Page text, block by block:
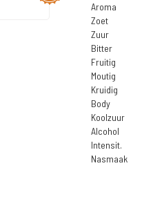
Aroma
Zoet
Zuur
Bitter
Fruitig
Moutig
Kruidig
Body
Koolzuur
Alcohol
Intensit.
Nasmaak